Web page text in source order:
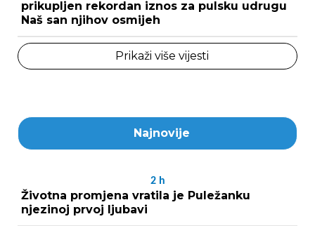
prikupljen rekordan iznos za pulsku udrugu
Naš san njihov osmijeh
Prikaži više vijesti
Najnovije
2 h
Životna promjena vratila je Puležanku
njezinoj prvoj ljubavi